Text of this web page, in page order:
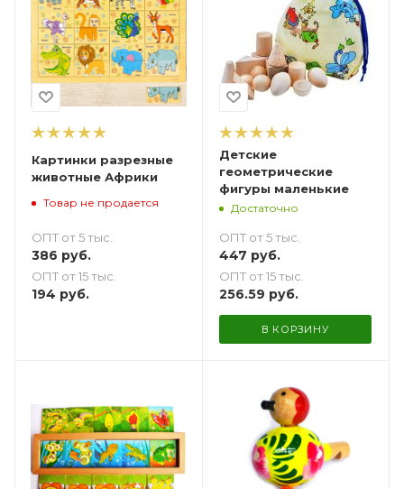
Картинки разрезные
животные Африки
Товар не продается
ОПТ от 5 тыс.
386 руб.
ОПТ от 15 тыс.
194 руб.
Детские
геометрические
фигуры маленькие
Достаточно
ОПТ от 5 тыс.
447 руб.
ОПТ от 15 тыс.
256.59 руб.
В КОРЗИНУ